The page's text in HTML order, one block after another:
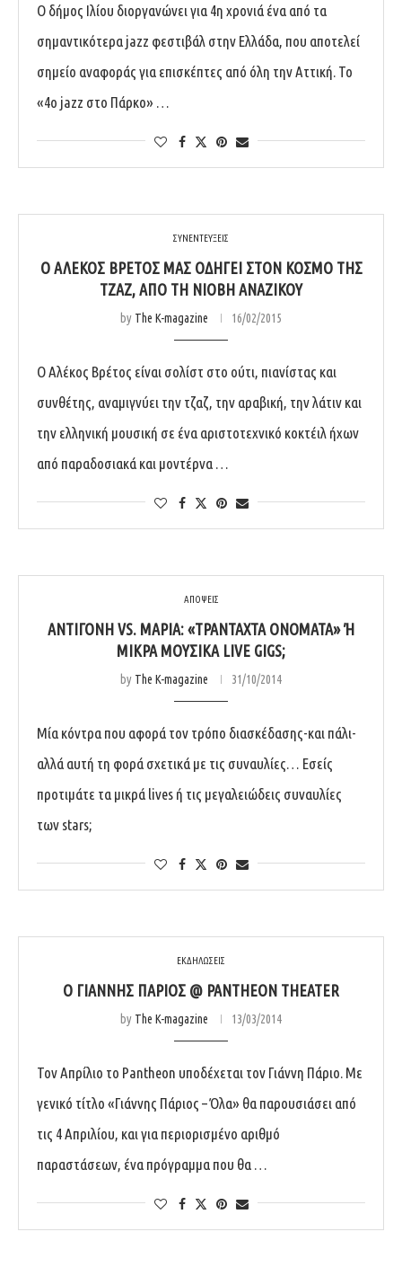
Ο δήμος Ιλίου διοργανώνει για 4η χρονιά ένα από τα
σημαντικότερα jazz φεστιβάλ στην Ελλάδα, που αποτελεί
σημείο αναφοράς για επισκέπτες από όλη την Αττική. Το
«4ο jazz στο Πάρκο» …
ΣΥΝΕΝΤΕΥΞΕΙΣ
Ο ΑΛΈΚΟΣ ΒΡΈΤΟΣ ΜΑΣ ΟΔΗΓΕΊ ΣΤΟΝ ΚΌΣΜΟ ΤΗΣ
ΤΖΑΖ, ΑΠΌ ΤΗ ΝΙΌΒΗ ΑΝΑΖΊΚΟΥ
by The K-magazine 16/02/2015
O Αλέκος Βρέτος είναι σολίστ στο ούτι, πιανίστας και
συνθέτης, αναμιγνύει την τζαζ, την αραβική, την λάτιν και
την ελληνική μουσική σε ένα αριστοτεχνικό κοκτέιλ ήχων
από παραδοσιακά και μοντέρνα …
ΑΠΟΨΕΙΣ
ΑΝΤΙΓΌΝΗ VS. ΜΑΡΊΑ: «ΤΡΑΝΤΑΧΤΆ ΟΝΌΜΑΤΑ» Ή Μ
ΙΚΡΆ ΜΟΥΣΙΚΆ LIVE GIGS;
by The K-magazine 31/10/2014
Μία κόντρα που αφορά τον τρόπο διασκέδασης-και πάλι-
αλλά αυτή τη φορά σχετικά με τις συναυλίες… Εσείς
προτιμάτε τα μικρά lives ή τις μεγαλειώδεις συναυλίες
των stars;
ΕΚΔΗΛΩΣΕΙΣ
Ο ΓΙΆΝΝΗΣ ΠΆΡΙΟΣ @ PANTHEON THEATER
by The K-magazine 13/03/2014
Τον Απρίλιο το Pantheon υποδέχεται τον Γιάννη Πάριο. Με
γενικό τίτλο «Γιάννης Πάριος – Όλα» θα παρουσιάσει από
τις 4 Απριλίου, και για περιορισμένο αριθμό
παραστάσεων, ένα πρόγραμμα που θα …